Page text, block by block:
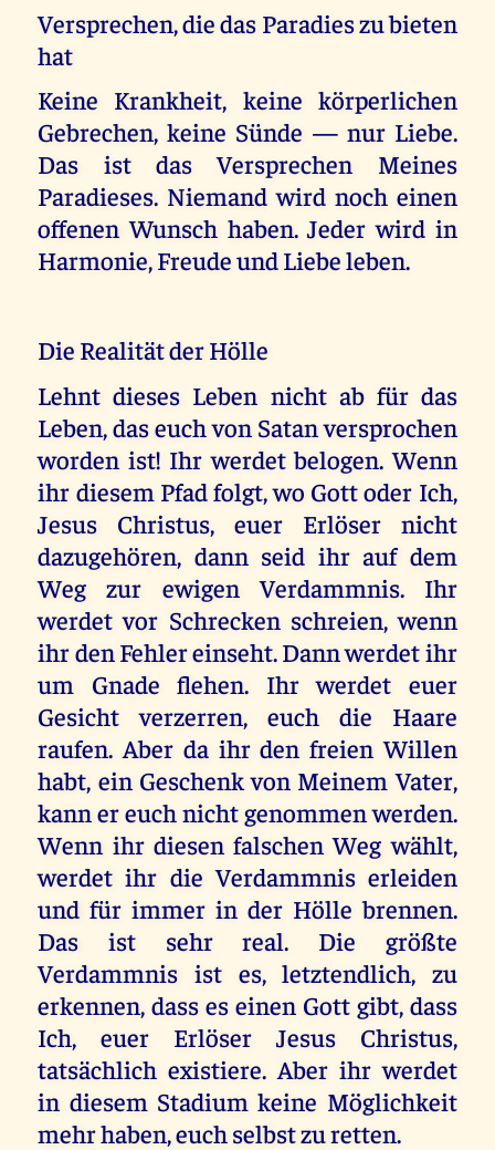
Versprechen, die das Paradies zu bieten
hat
Keine Krankheit, keine körperlichen
Gebrechen, keine Sünde — nur Liebe.
Das ist das Versprechen Meines
Paradieses. Niemand wird noch einen
offenen Wunsch haben. Jeder wird in
Harmonie, Freude und Liebe leben.
Die Realität der Hölle
Lehnt dieses Leben nicht ab für das
Leben, das euch von Satan versprochen
worden ist! Ihr werdet belogen. Wenn
ihr diesem Pfad folgt, wo Gott oder Ich,
Jesus Christus, euer Erlöser nicht
dazugehören, dann seid ihr auf dem
Weg zur ewigen Verdammnis. Ihr
werdet vor Schrecken schreien, wenn
ihr den Fehler einseht. Dann werdet ihr
um Gnade flehen. Ihr werdet euer
Gesicht verzerren, euch die Haare
raufen. Aber da ihr den freien Willen
habt, ein Geschenk von Meinem Vater,
kann er euch nicht genommen werden.
Wenn ihr diesen falschen Weg wählt,
werdet ihr die Verdammnis erleiden
und für immer in der Hölle brennen.
Das ist sehr real. Die größte
Verdammnis ist es, letztendlich, zu
erkennen, dass es einen Gott gibt, dass
Ich, euer Erlöser Jesus Christus,
tatsächlich existiere. Aber ihr werdet
in diesem Stadium keine Möglichkeit
mehr haben, euch selbst zu retten.